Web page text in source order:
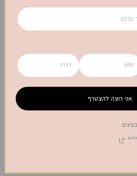
להתאים את המפה למפיות?
אני רוצה להצטרף